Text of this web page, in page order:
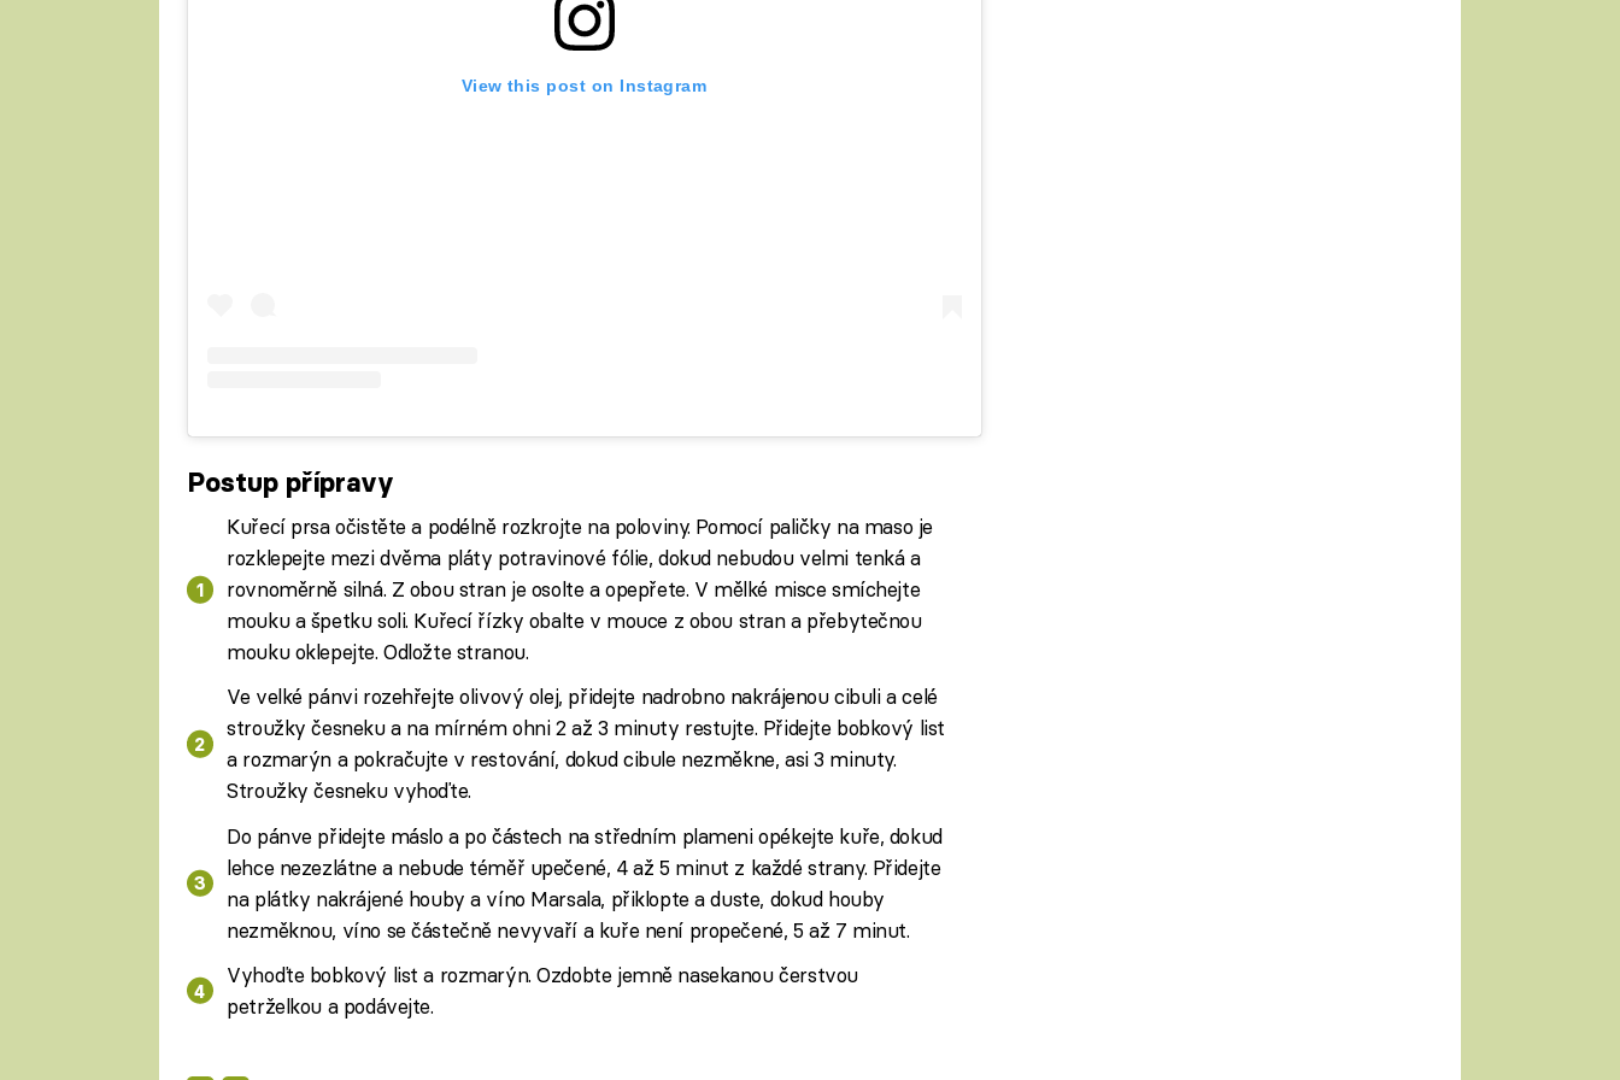
View this post on Instagram
Postup přípravy
Kuřecí prsa očistěte a podélně rozkrojte na poloviny. Pomocí paličky na maso je
rozklepejte mezi dvěma pláty potravinové fólie, dokud nebudou velmi tenká a
rovnoměrně silná. Z obou stran je osolte a opepřete. V mělké misce smíchejte
mouku a špetku soli. Kuřecí řízky obalte v mouce z obou stran a přebytečnou
mouku oklepejte. Odložte stranou.
Ve velké pánvi rozehřejte olivový olej, přidejte nadrobno nakrájenou cibuli a celé
stroužky česneku a na mírném ohni 2 až 3 minuty restujte. Přidejte bobkový list
a rozmarýn a pokračujte v restování, dokud cibule nezměkne, asi 3 minuty.
Stroužky česneku vyhoďte.
Do pánve přidejte máslo a po částech na středním plameni opékejte kuře, dokud
lehce nezezlátne a nebude téměř upečené, 4 až 5 minut z každé strany. Přidejte
na plátky nakrájené houby a víno Marsala, přiklopte a duste, dokud houby
nezměknou, víno se částečně nevyvaří a kuře není propečené, 5 až 7 minut.
Vyhoďte bobkový list a rozmarýn. Ozdobte jemně nasekanou čerstvou
petrželkou a podávejte.